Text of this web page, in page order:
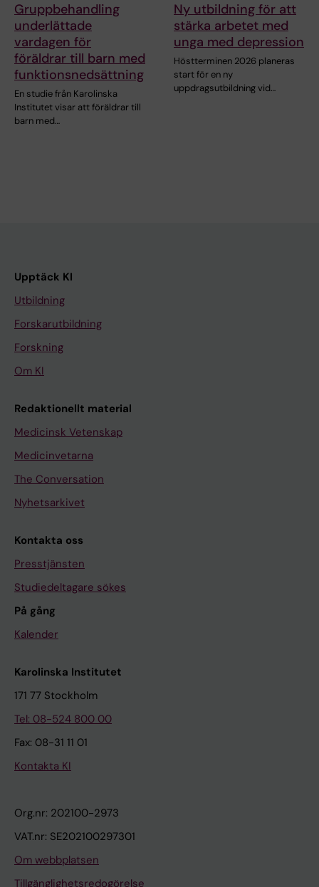
Gruppbehandling
underlättade
vardagen för
föräldrar till barn med
funktionsnedsättning
En studie från Karolinska
Institutet visar att föräldrar till
barn med…
Ny utbildning för att
stärka arbetet med
unga med depression
Höstterminen 2026 planeras
start för en ny
uppdragsutbildning vid…
Upptäck KI
Utbildning
Forskarutbildning
Forskning
Om KI
Redaktionellt material
Medicinsk Vetenskap
Medicinvetarna
The Conversation
Nyhetsarkivet
Kontakta oss
Presstjänsten
Studiedeltagare sökes
På gång
Kalender
Karolinska Institutet
171 77 Stockholm
Tel: 08-524 800 00
Fax: 08-31 11 01
Kontakta KI
Org.nr: 202100-2973
VAT.nr: SE202100297301
Om webbplatsen
Tillgänglighetsredogörelse